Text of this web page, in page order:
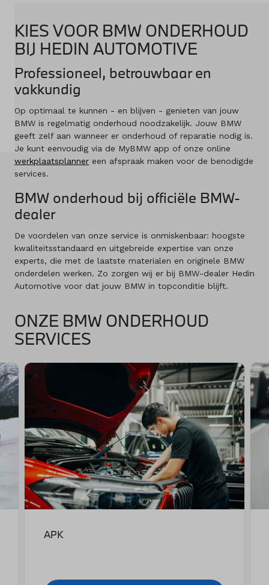
Diensten
Over ons
Land
Nederland
Nederlands
KIES VOOR BMW ONDERHOUD
BIJ HEDIN AUTOMOTIVE
Professioneel, betrouwbaar en
vakkundig
Op optimaal te kunnen - en blijven - genieten van jouw
BMW is regelmatig onderhoud noodzakelijk. Jouw BMW
geeft zelf aan wanneer er onderhoud of reparatie nodig is.
Je kunt eenvoudig via de MyBMW app of onze online
werkplaatsplanner een afspraak maken voor de benodigde
services.
BMW onderhoud bij officiële BMW-
dealer
De voordelen van onze service is onmiskenbaar: hoogste
kwaliteitsstandaard en uitgebreide expertise van onze
experts, die met de laatste materialen en originele BMW
onderdelen werken. Zo zorgen wij er bij BMW-dealer Hedin
Automotive voor dat jouw BMW in topconditie blijft.
ONZE BMW ONDERHOUD
SERVICES
APK